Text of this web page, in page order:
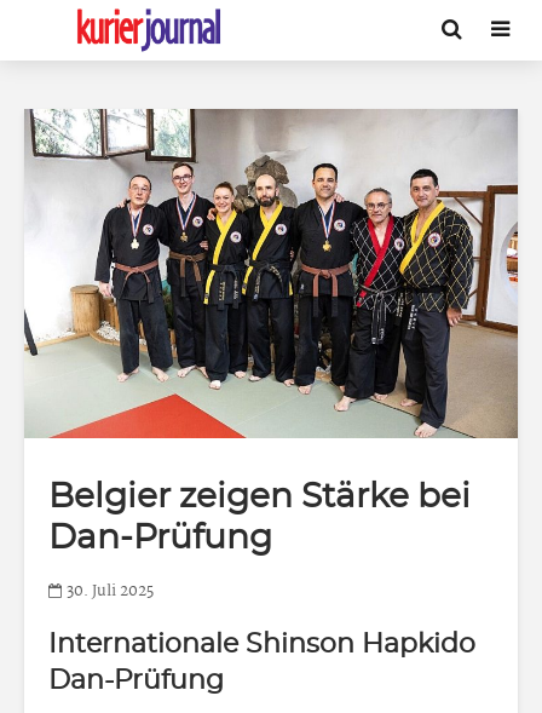
Belgier zeigen Stärke bei
Dan-Prüfung
30. Juli 2025
Internationale Shinson Hapkido
Dan-Prüfung